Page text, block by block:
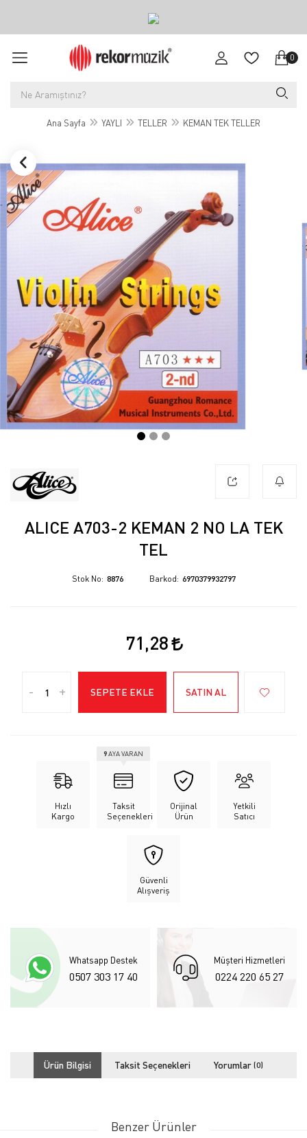
0
Ana Sayfa YAYLI TELLER KEMAN TEK TELLER
ALICE A703-2 KEMAN 2 NO LA TEK
TEL
Stok No 8876 Barkod 6970379932797
71,28
- + SEPETE EKLE SATIN AL
Hızlı
Kargo
Taksit
Seçenekleri
9AYA VARAN
Orijinal
Ürün
Yetkili
Satıcı
Güvenli
Alışveriş
Whatsapp Destek
0507 303 17 40
Müşteri Hizmetleri
0224 220 65 27
Ürün Bilgisi Taksit Seçenekleri Yorumlar (0)
Benzer Ürünler